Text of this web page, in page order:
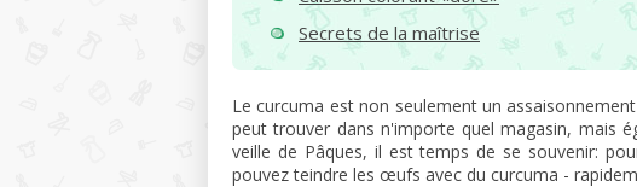
Secrets de la maîtrise
Le curcuma est non seulement un
peut trouver dans n'importe quel magasin, mais
veille de Pâques, il est temps de se souvenir:
pouvez teindre les œufs avec du curcuma -